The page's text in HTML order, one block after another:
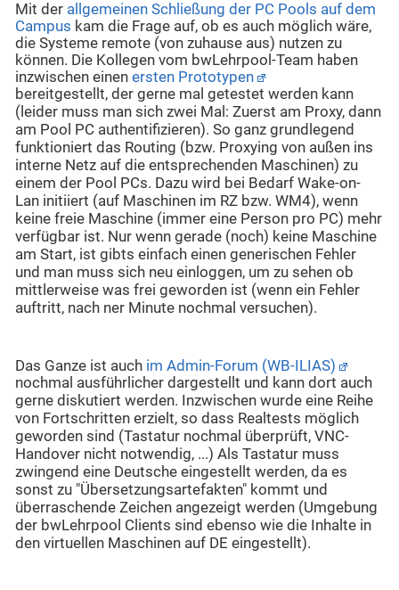
Mit der allgemeinen Schließung der PC Pools auf dem
Campus kam die Frage auf, ob es auch möglich wäre,
die Systeme remote (von zuhause aus) nutzen zu
können. Die Kollegen vom bwLehrpool-Team haben
inzwischen einen ersten Prototypen
bereitgestellt, der gerne mal getestet werden kann
(leider muss man sich zwei Mal: Zuerst am Proxy, dann
am Pool PC authentifizieren). So ganz grundlegend
funktioniert das Routing (bzw. Proxying von außen ins
interne Netz auf die entsprechenden Maschinen) zu
einem der Pool PCs. Dazu wird bei Bedarf Wake-on-
Lan initiiert (auf Maschinen im RZ bzw. WM4), wenn
keine freie Maschine (immer eine Person pro PC) mehr
verfügbar ist. Nur wenn gerade (noch) keine Maschine
am Start, ist gibts einfach einen generischen Fehler
und man muss sich neu einloggen, um zu sehen ob
mittlerweise was frei geworden ist (wenn ein Fehler
auftritt, nach ner Minute nochmal versuchen).
Das Ganze ist auch im Admin-Forum (WB-ILIAS)
nochmal ausführlicher dargestellt und kann dort auch
gerne diskutiert werden. Inzwischen wurde eine Reihe
von Fortschritten erzielt, so dass Realtests möglich
geworden sind (Tastatur nochmal überprüft, VNC-
Handover nicht notwendig, ...) Als Tastatur muss
zwingend eine Deutsche eingestellt werden, da es
sonst zu "Übersetzungsartefakten" kommt und
überraschende Zeichen angezeigt werden (Umgebung
der bwLehrpool Clients sind ebenso wie die Inhalte in
den virtuellen Maschinen auf DE eingestellt).